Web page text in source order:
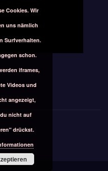
Cookies. Wir
uns nämlich
Surfverhalten.
schon.
iframes,
Videos und
angezeigt,
nicht auf
drückst.